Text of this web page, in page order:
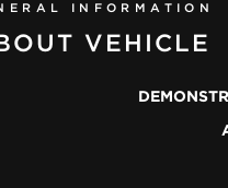
INFORMATION
VEHICLE